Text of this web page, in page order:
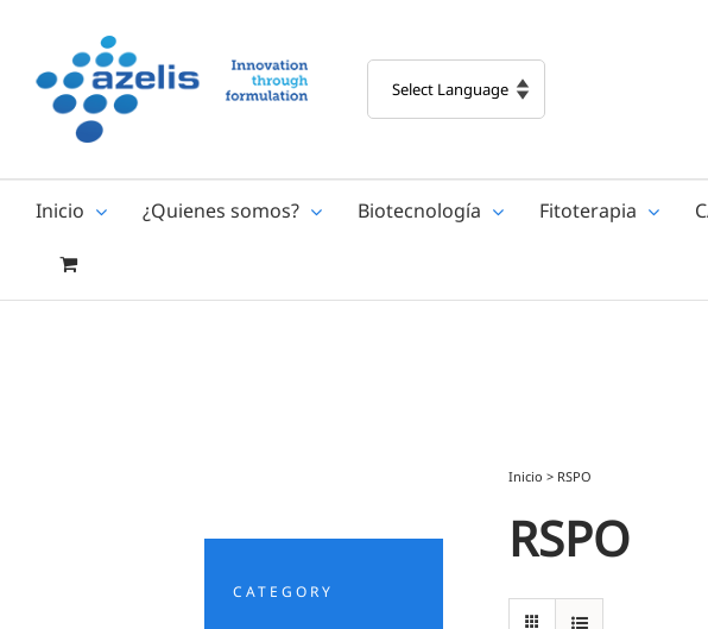
content
Inicio ¿Quienes somos? Biotecnología Fitoterapia
CATEGORY
Inicio > RSPO
RSPO